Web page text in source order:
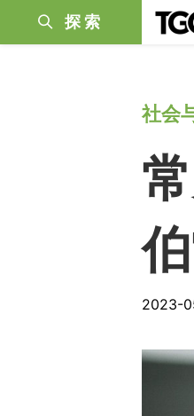
探索
社会
2023-